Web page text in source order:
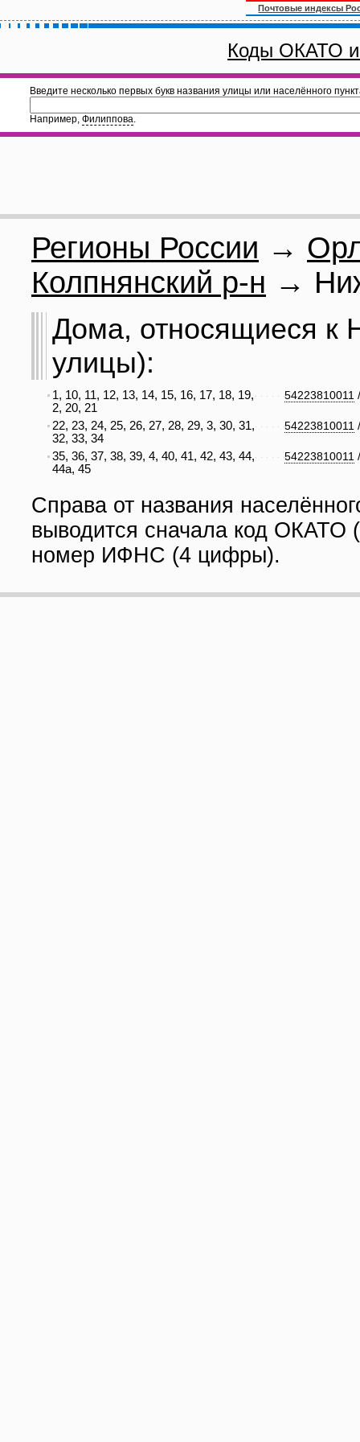
Почтовые индексы
Коды ОКАТО
Введите несколько первых букв названия улицы или населённого
Например, Филиппова.
Регионы России →
Колпнянский р-н →
Дома, относящиеся к
улицы):
54223810011
1, 10, 11, 12, 13, 14, 15, 16, 17, 18, 19,
2, 20, 21
54223810011
22, 23, 24, 25, 26, 27, 28, 29, 3, 30, 31,
32, 33, 34
54223810011
35, 36, 37, 38, 39, 4, 40, 41, 42, 43, 44,
44а, 45
Справа от названия
выводится сначала код ОКАТО
номер ИФНС (4 цифры).